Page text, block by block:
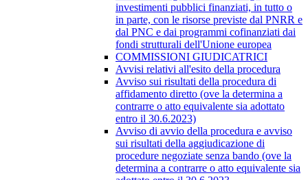
investimenti pubblici finanziati, in tutto o
in parte, con le risorse previste dal PNRR e
dal PNC e dai programmi cofinanziati dai
fondi strutturali dell'Unione europea
COMMISSIONI GIUDICATRICI
Avvisi relativi all'esito della procedura
Avviso sui risultati della procedura di
affidamento diretto (ove la determina a
contrarre o atto equivalente sia adottato
entro il 30.6.2023)
Avviso di avvio della procedura e avviso
sui risultati della aggiudicazione di
procedure negoziate senza bando (ove la
determina a contrarre o atto equivalente sia